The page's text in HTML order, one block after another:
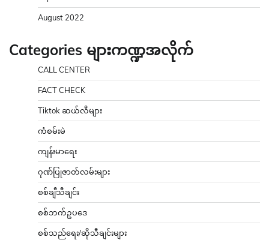
August 2022
Categories များကဏ္ဍအလိုက်
CALL CENTER
FACT CHECK
Tiktok ဆယ်လီများ
ကံစမ်းမဲ
ကျန်းမာရေး
ဂုဏ်ပြုဇာတ်လမ်းများ
စစ်ချီသီချင်း
စစ်ဘက်ဥပဒေ
စစ်သည်ရေး/ဆိုသီချင်းများ